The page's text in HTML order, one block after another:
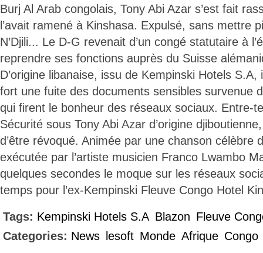
Burj Al Arab congolais, Tony Abi Azar s’est fait
l’avait ramené à Kinshasa. Expulsé, sans mettre
N’Djili... Le D-G revenait d’un congé statutaire à
reprendre ses fonctions auprès du Suisse
D’origine libanaise, issu de Kempinski Hotels
fort une fuite des documents sensibles survenue
qui firent le bonheur des réseaux sociaux. Entre-
Sécurité sous Tony Abi Azar d’origine
d’être révoqué. Animée par une chanson célèbre
exécutée par l’artiste musicien Franco Lwambo
quelques secondes le moque sur les réseaux
temps pour l’ex-Kempinski Fleuve Congo Hotel
Tags: Kempinski Hotels S.A Blazon Fleuve
Categories: News lesoft Monde Afrique Congo